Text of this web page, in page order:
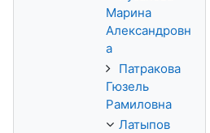
Марина
Александровн
а
Патракова
Гюзель
Рамиловна
Латыпов